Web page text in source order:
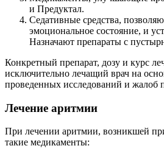
и Предуктал.
Седативные средства,
эмоциональное состояние, и
Назначают препараты с
Конкретный препарат, дозу и курс
исключительно лечащий врач на
проведенных исследований и жалоб
Лечение аритмии
При лечении аритмии, возникшей
такие медикаменты: